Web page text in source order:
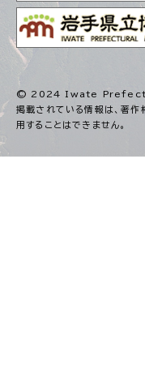
© 2024 Iwate
掲載されている情報は、著作
用することはできません。